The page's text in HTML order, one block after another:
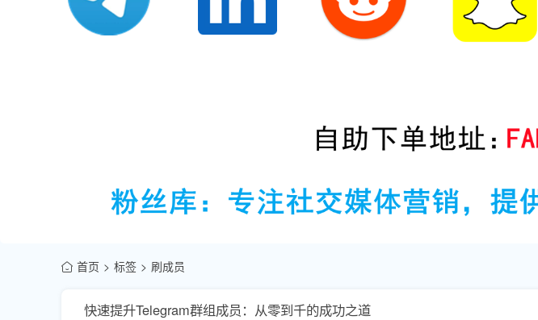
首页 标签 刷成员
快速提升Telegram群组成员：从零到千的成功之道